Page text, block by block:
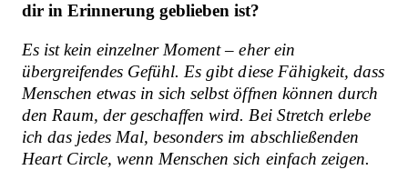
dir in Erinnerung geblieben ist?
Es ist kein einzelner Moment – eher ein
übergreifendes Gefühl. Es gibt diese Fähigkeit, dass
Menschen etwas in sich selbst öffnen können durch
den Raum, der geschaffen wird. Bei Stretch erlebe
ich das jedes Mal, besonders im abschließenden
Heart Circle, wenn Menschen sich einfach zeigen.